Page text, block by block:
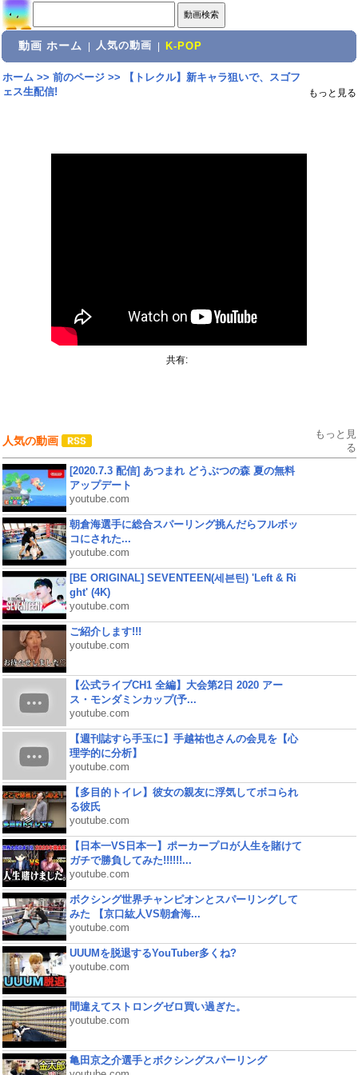
動画 ホーム 人気の動画 K-POP
ホーム>> 前のページ>>
【トレクル】新キャラ狙いで、スゴフ
ェス生配信!
もっと見る
共有:
人気の動画
もっと見
る
[2020.7.3 配信] あつまれ どうぶつの森 夏の無料
アップデート
youtube.com
朝倉海選手に総合スパーリング挑んだらフルボッ
コにされた...
youtube.com
[BE ORIGINAL] SEVENTEEN(세븐틴) 'Left & Ri
ght' (4K)
youtube.com
ご紹介します!!!
youtube.com
【公式ライブCH1 全編】大会第2日 2020 アー
ス・モンダミンカップ(予...
youtube.com
【週刊誌すら手玉に】手越祐也さんの会見を【心
理学的に分析】
youtube.com
【多目的トイレ】彼女の親友に浮気してボコられ
る彼氏
youtube.com
【日本一VS日本一】ポーカープロが人生を賭けて
ガチで勝負してみた!!!!!!...
youtube.com
ボクシング世界チャンピオンとスパーリングして
みた 【京口紘人VS朝倉海...
youtube.com
UUUMを脱退するYouTuber多くね?
youtube.com
間違えてストロングゼロ買い過ぎた。
youtube.com
亀田京之介選手とボクシングスパーリング